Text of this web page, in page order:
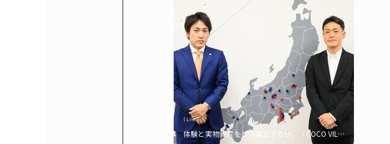
( Life )
体験と実物資産をどう両立するか。「COCO VILLA Owners」